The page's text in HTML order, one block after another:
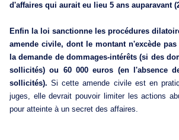
d'affaires qui aurait eu lieu 5 ans auparavant
Enfin la loi sanctionne les procédures
amende civile, dont le montant n'excède
la demande de dommages-intérêts (si des
sollicités) ou 60 000 euros (en l'absence
sollicités). Si cette amende civile est en
juges, elle devrait pouvoir limiter les actions
pour atteinte à un secret des affaires.